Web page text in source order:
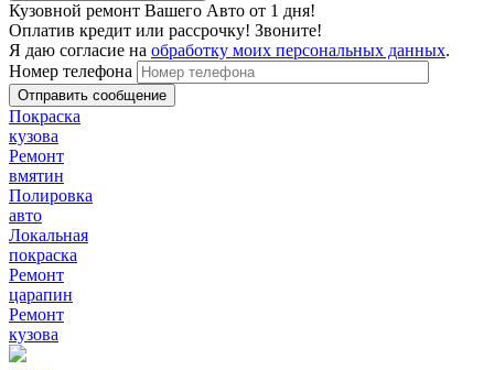
Кузовной ремонт Вашего Авто от 1 дня!
Оплатив кредит или рассрочку! Звоните!
Я даю согласие на обработку моих персональных данных.
Номер телефона
Покраска
кузова
Ремонт
вмятин
Полировка
авто
Локальная
покраска
Ремонт
царапин
Ремонт
кузова